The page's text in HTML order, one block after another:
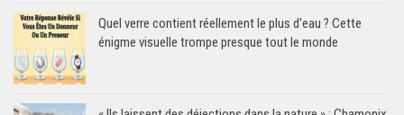
Quel verre contient réellement le plus d’eau ? Cette
énigme visuelle trompe presque tout le monde